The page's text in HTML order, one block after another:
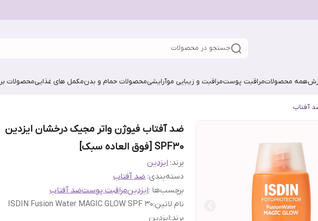
جستجو در محصولات
همه محصولاتمراقبت پوستمراقبت و زیبایی موآرایشیمحصولات حمام و بدنمکمل های غذاییمحصولات
آفتاب
ضد آفتاب فیوژن واتر مجیک درخشان ایزدین
SPF30 [فوق العاده سبک]
برند: ایزدین
دسته‌بندی:ضد آفتاب
برچسب‌ها :ایزدینمراقبت پوستضد آفتاب
نام لاتین:
ISDIN Fusion Water MAGIC GLOW SPF 30
برند:ایزدین